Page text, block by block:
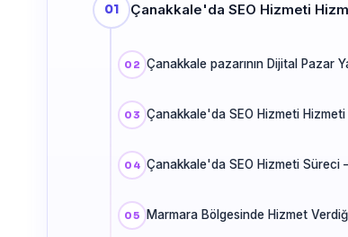
Çanakkale'da SEO Hizmeti
Çanakkale pazarının Dijital Pazar
Çanakkale'da SEO Hizmeti Hizmeti
Çanakkale'da SEO Hizmeti Süreci
Marmara Bölgesinde Hizmet